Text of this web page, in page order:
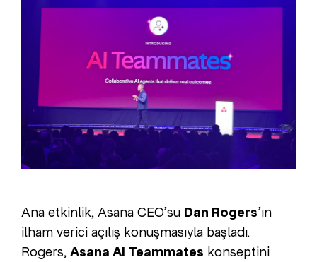
Ana etkinlik, Asana CEO’su Dan Rogers’ın
ilham verici açılış konuşmasıyla başladı.
Rogers, Asana AI Teammates konseptini